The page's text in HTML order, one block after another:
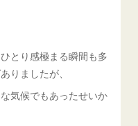
とり感極まる瞬間も多
りましたが、
気候でもあったせいか